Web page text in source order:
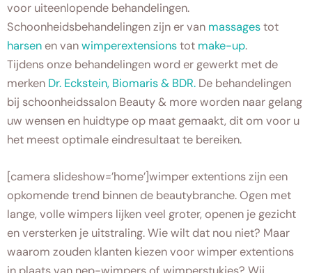
voor uiteenlopende behandelingen.
Schoonheidsbehandelingen zijn er van massagestot
harsenen vanwimperextensionstot make-up.
Tijdens onze behandelingen word er gewerkt met de
merken Dr. Eckstein, Biomaris & BDR. De behandelingen
bij schoonheidssalon Beauty & more worden naar gelang
uw wensen en huidtype op maat gemaakt, dit om voor u
het meest optimale eindresultaat te bereiken.
[camera slideshow=’home’]wimper extentions zijn een
opkomende trend binnen de beautybranche. Ogen met
lange, volle wimpers lijken veel groter, openen je gezicht
en versterken je uitstraling. Wie wilt dat nou niet? Maar
waarom zouden klanten kiezen voor wimper extentions